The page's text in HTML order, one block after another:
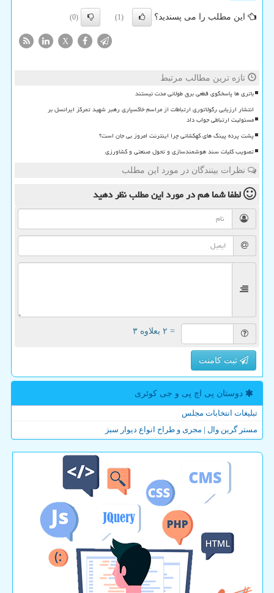
این مطلب را می پسندید؟ (1)
(0)
X
تازه ترین مطالب مرتبط
باتری ها پاسخگوی قطعی برق طولانی مدت نیستند
انتشار ارزیابی رگولاتوری ارتباطات از مراسم خاکسپاری رهبر شهید تمرکز ایرانسل بر
مسئولیت ارتباطی جواب داد
پشت پرده پینگ های کهکشانی چرا اینترنت امروز بی جان است؟
تصویب کلیات سند هوشمندسازی و تحول صنعتی و کشاورزی
نظرات بینندگان در مورد این مطلب
لطفا شما همدر مورد این مطلبنظر دهید
= ۲ بعلاوه ۳
ثبت کامنت
دوستان پی اچ پی و جی كوئری
تبلیغات انتخابات مجلس
مستر گرین وال | مجری و طراح انواع دیوار سبز